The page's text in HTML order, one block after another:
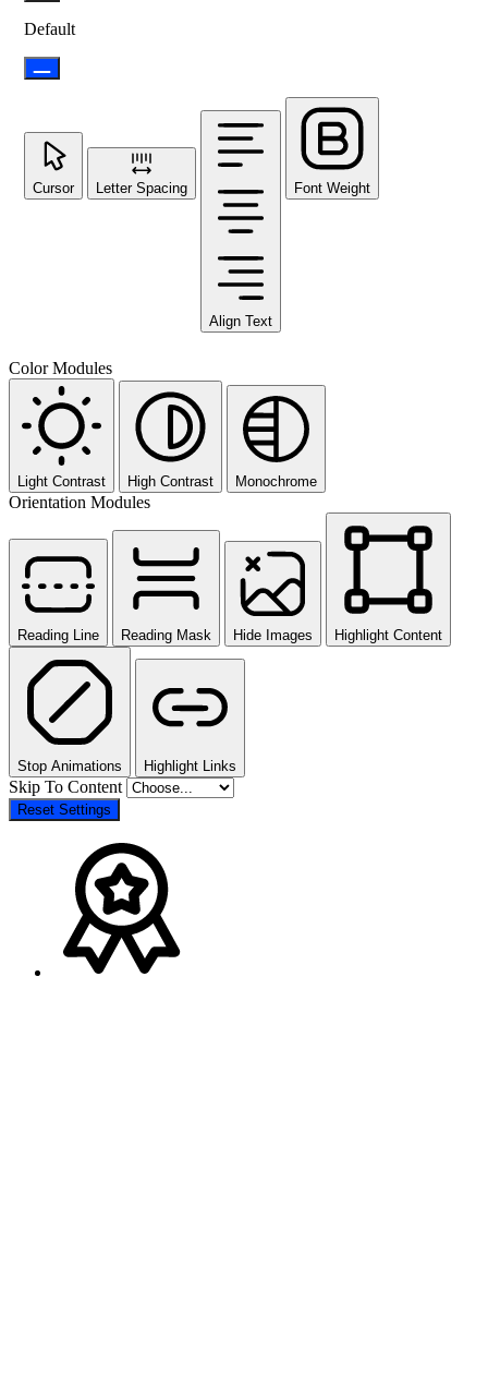
Default
Cursor Letter Spacing
Align Text
Font Weight
Color Modules
Light Contrast High Contrast Monochrome
Orientation Modules
Reading Line Reading Mask Hide Images Highlight Content
Stop Animations Highlight Links
Skip To Content
Reset Settings